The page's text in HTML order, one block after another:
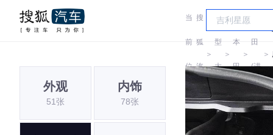
当
前
位
搜
狐
汽
＞
车
型
大
＞
本
田
＞
田
(进
＞
外观
51张
内饰
78张